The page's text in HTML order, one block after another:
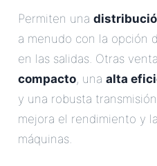
Permiten una
a menudo con la opción
en las salidas. Otras
compacto, una alta
y una robusta
mejora el rendimiento y
máquinas.